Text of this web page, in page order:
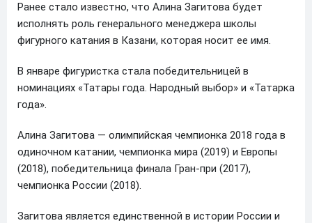
Ранее стало известно, что Алина Загитова будет
исполнять роль генерального менеджера школы
фигурного катания в Казани, которая носит ее имя.
В январе фигуристка стала победительницей в
номинациях «Татары года. Народный выбор» и «Татарка
года».
Алина Загитова — олимпийская чемпионка 2018 года в
одиночном катании, чемпионка мира (2019) и Европы
(2018), победительница финала Гран-при (2017),
чемпионка России (2018).
Загитова является единственной в истории России и